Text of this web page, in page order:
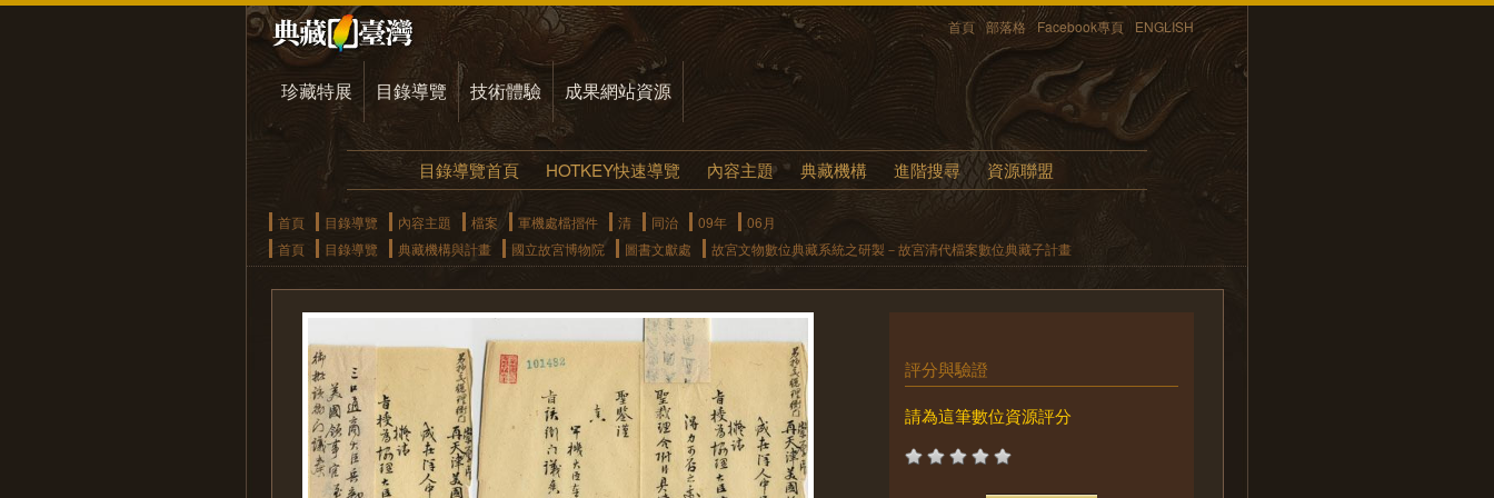
首頁 部落格 Facebook專頁 ENGLISH
珍藏特展 目錄導覽 技術體驗 成果網站資源
目錄導覽首頁 HOTKEY快速導覽 內容主題 典藏機構 進階搜尋 資源聯盟
首頁 目錄導覽 內容主題 檔案 軍機處檔摺件 清 同治 09年
06月
首頁
目錄導覽 典藏機構與計畫 國立故宮博物院 圖書文獻處 故宮文物數位典藏系統之研製－故宮清代檔案數位典藏子計畫
評分與驗證
請為這筆數位資源評分